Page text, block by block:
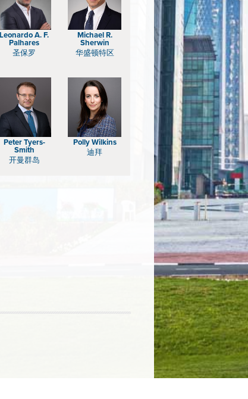
Leonardo A. F.
Palhares
圣保罗
Michael R.
Sherwin
华盛顿特区
Peter Tyers-
Smith
开曼群岛
Polly Wilkins
迪拜